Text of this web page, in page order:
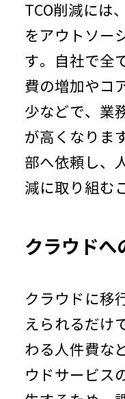
TCO削減には
をアウトソー
す。自社で全
費の増加やコ
少などで、業
が高くなりま
部へ依頼し、
減に取り組む
クラウドへ
クラウドに移
えられるだけ
わる人件費な
ウドサービス